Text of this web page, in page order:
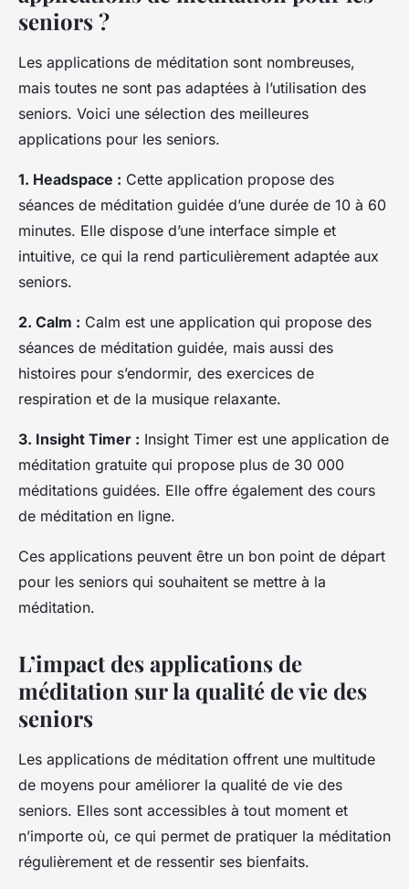
seniors ?
Les applications de méditation sont nombreuses,
mais toutes ne sont pas adaptées à l’utilisation des
seniors. Voici une sélection des meilleures
applications pour les seniors.
1. Headspace : Cette application propose des
séances de méditation guidée d’une durée de 10 à 60
minutes. Elle dispose d’une interface simple et
intuitive, ce qui la rend particulièrement adaptée aux
seniors.
2. Calm : Calm est une application qui propose des
séances de méditation guidée, mais aussi des
histoires pour s’endormir, des exercices de
respiration et de la musique relaxante.
3. Insight Timer : Insight Timer est une application de
méditation gratuite qui propose plus de 30 000
méditations guidées. Elle offre également des cours
de méditation en ligne.
Ces applications peuvent être un bon point de départ
pour les seniors qui souhaitent se mettre à la
méditation.
L’impact des applications de
méditation sur la qualité de vie des
seniors
Les applications de méditation offrent une multitude
de moyens pour améliorer la qualité de vie des
seniors. Elles sont accessibles à tout moment et
n’importe où, ce qui permet de pratiquer la méditation
régulièrement et de ressentir ses bienfaits.